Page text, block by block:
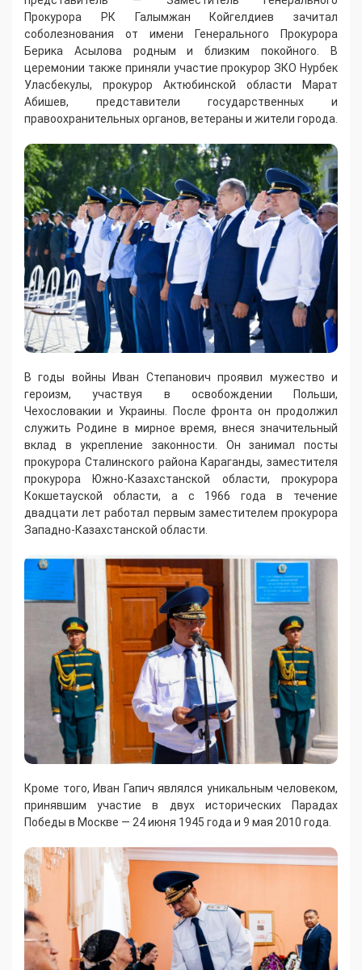
Прокурора РК Галымжан Койгелдиев зачитал
соболезнования от имени Генерального Прокурора
Берика Асылова родным и близким покойного. В
церемонии также приняли участие прокурор ЗКО Нурбек
Уласбекулы, прокурор Актюбинской области Марат
Абишев, представители государственных и
правоохранительных органов, ветераны и жители города.
В годы войны Иван Степанович проявил мужество и
героизм, участвуя в освобождении Польши,
Чехословакии и Украины. После фронта он продолжил
служить Родине в мирное время, внеся значительный
вклад в укрепление законности. Он занимал посты
прокурора Сталинского района Караганды, заместителя
прокурора Южно-Казахстанской области, прокурора
Кокшетауской области, а с 1966 года в течение
двадцати лет работал первым заместителем прокурора
Западно-Казахстанской области.
Кроме того, Иван Гапич являлся уникальным человеком,
принявшим участие в двух исторических Парадах
Победы в Москве — 24 июня 1945 года и 9 мая 2010 года.